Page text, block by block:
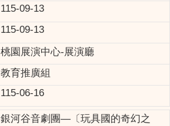
115-09-13
115-09-13
桃園展演中心-展演廳
教育推廣組
115-06-16
銀河谷音劇團—〔玩具國的奇幻之